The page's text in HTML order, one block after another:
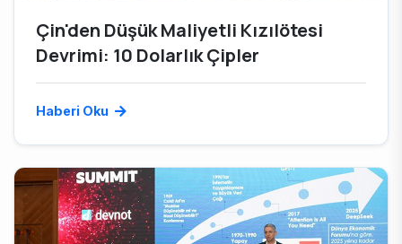
Çin'den Düşük Maliyetli Kızılötesi
Devrimi: 10 Dolarlık Çipler
Haberi Oku